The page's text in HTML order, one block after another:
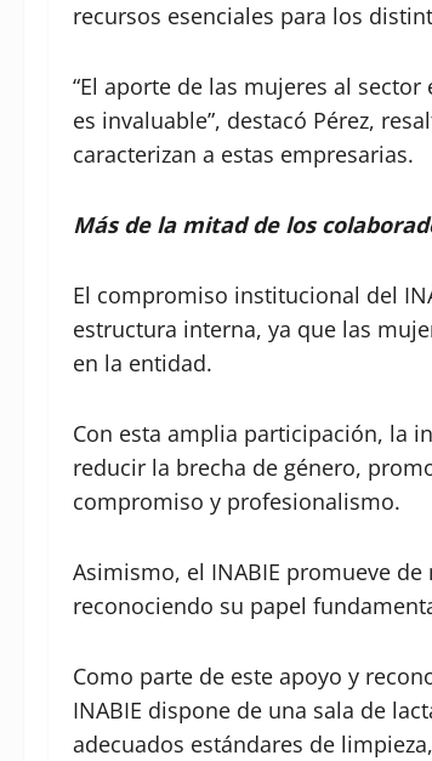
recursos esenciales para los
“El aporte de las mujeres al
es invaluable”, destacó Pérez,
caracterizan a estas empresarias.
Más de la mitad de los
El compromiso institucional del
estructura interna, ya que las
en la entidad.
Con esta amplia participación, la
reducir la brecha de género,
compromiso y profesionalismo.
Asimismo, el INABIE promueve
reconociendo su papel
Como parte de este apoyo y
INABIE dispone de una sala de
adecuados estándares de